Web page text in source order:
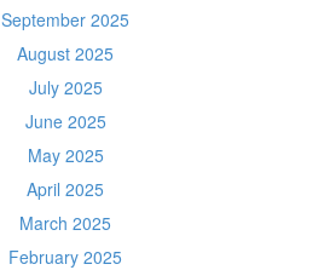
September 2025
August 2025
July 2025
June 2025
May 2025
April 2025
March 2025
February 2025